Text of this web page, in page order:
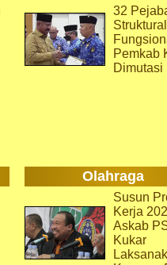
32
Pemkab
Dimutasi
Olahraga
Susun
Kerja
Askab
Kukar